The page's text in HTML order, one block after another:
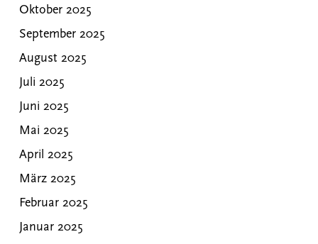
Oktober 2025
September 2025
August 2025
Juli 2025
Juni 2025
Mai 2025
April 2025
März 2025
Februar 2025
Januar 2025